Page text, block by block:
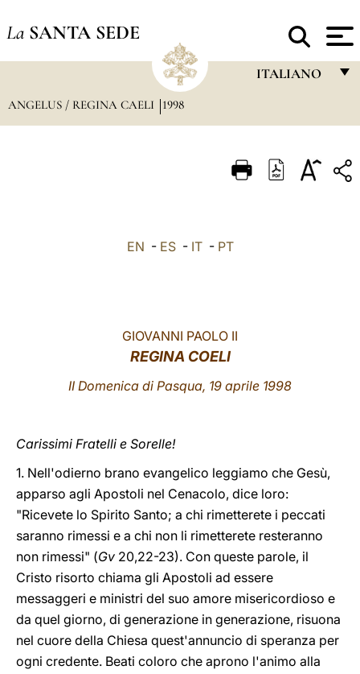
La SANTA SEDE
ITALIANO
ITALIANO
LATINE
ANGELUS / REGINA CAELI 1998
EN - ES- IT- PT
GIOVANNI PAOLO II
REGINA COELI
II Domenica di Pasqua, 19 aprile 1998
Carissimi Fratelli e Sorelle!
1. Nell'odierno brano evangelico leggiamo che Gesù,
apparso agli Apostoli nel Cenacolo, dice loro:
"Ricevete lo Spirito Santo; a chi rimetterete i peccati
saranno rimessi e a chi non li rimetterete resteranno
non rimessi" (Gv 20,22-23). Con queste parole, il
Cristo risorto chiama gli Apostoli ad essere
messaggeri e ministri del suo amore misericordioso e
da quel giorno, di generazione in generazione, risuona
nel cuore della Chiesa quest'annuncio di speranza per
ogni credente. Beati coloro che aprono l'animo alla